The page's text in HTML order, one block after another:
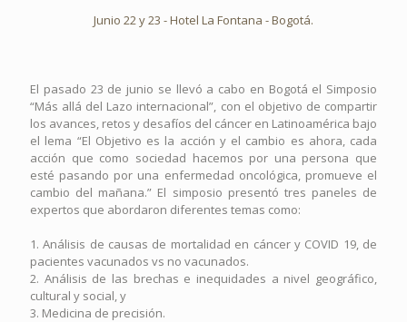
Junio 22 y 23 - Hotel La Fontana - Bogotá.
El pasado 23 de junio se llevó a cabo en Bogotá el Simposio
“Más allá del Lazo internacional”, con el objetivo de compartir
los avances, retos y desafíos del cáncer en Latinoamérica bajo
el lema “El Objetivo es la acción y el cambio es ahora, cada
acción que como sociedad hacemos por una persona que
esté pasando por una enfermedad oncológica, promueve el
cambio del mañana.” El simposio presentó tres paneles de
expertos que abordaron diferentes temas como:
1. Análisis de causas de mortalidad en cáncer y COVID 19, de
pacientes vacunados vs no vacunados.
2. Análisis de las brechas e inequidades a nivel geográfico,
cultural y social, y
3. Medicina de precisión.